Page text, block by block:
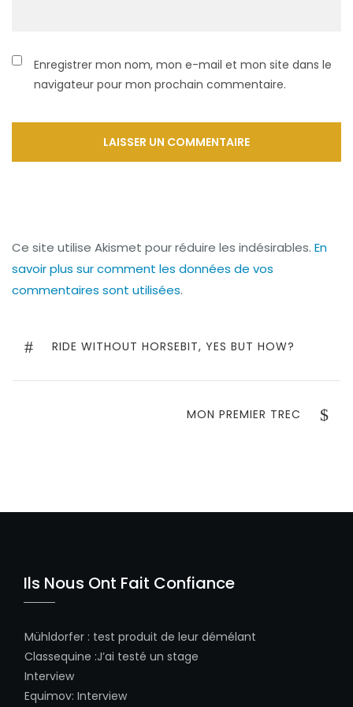
Enregistrer mon nom, mon e-mail et mon site dans le
navigateur pour mon prochain commentaire.
Ce site utilise Akismet pour réduire les indésirables. En
savoir plus sur comment les données de vos
commentaires sont utilisées.
de
PREVIOUS
RIDE WITHOUT HORSEBIT, YES BUT HOW?
NEXT
MON PREMIER TREC
Ils Nous Ont Fait Confiance
Mühldorfer : test produit de leur démélant
Classequine :J’ai testé un stage
Interview
Equimov: Interview